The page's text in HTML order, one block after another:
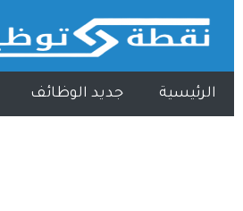
الرئيسية جديد الوظائف